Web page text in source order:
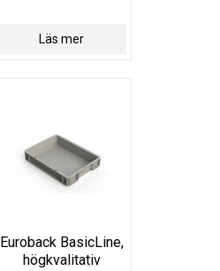
Läs mer
Euroback BasicLine,
högkvalitativ